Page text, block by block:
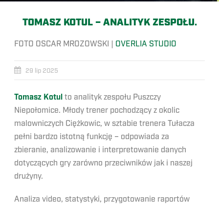
TOMASZ KOTUL – ANALITYK ZESPOŁU.
FOTO OSCAR MROZOWSKI | OVERLIA STUDIO
29 lip 2025
Tomasz Kotul to analityk zespołu Puszczy
Niepołomice. Młody trener pochodzący z okolic
malowniczych Ciężkowic, w sztabie trenera Tułacza
pełni bardzo istotną funkcję – odpowiada za
zbieranie, analizowanie i interpretowanie danych
dotyczących gry zarówno przeciwników jak i naszej
drużyny.
Analiza video, statystyki, przygotowanie raportów